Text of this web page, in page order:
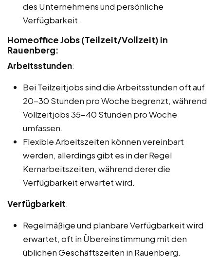
des Unternehmens und persönliche
Verfügbarkeit.
Homeoffice Jobs (Teilzeit/Vollzeit) in
Rauenberg:
Arbeitsstunden:
Bei Teilzeitjobs sind die Arbeitsstunden oft auf
20-30 Stunden pro Woche begrenzt, während
Vollzeitjobs 35-40 Stunden pro Woche
umfassen.
Flexible Arbeitszeiten können vereinbart
werden, allerdings gibt es in der Regel
Kernarbeitszeiten, während derer die
Verfügbarkeit erwartet wird.
Verfügbarkeit:
Regelmäßige und planbare Verfügbarkeit wird
erwartet, oft in Übereinstimmung mit den
üblichen Geschäftszeiten in Rauenberg.